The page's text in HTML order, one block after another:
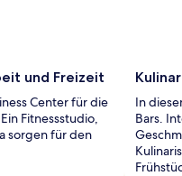
und Freizeit
Center für die
Fitnessstudio,
sorgen für den
In
Bars.